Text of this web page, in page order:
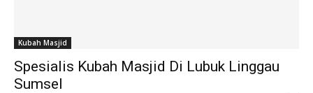
Kubah Masjid
Spesialis Kubah Masjid Di Lubuk Linggau
Sumsel